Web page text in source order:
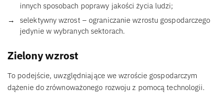
innych sposobach poprawy jakości życia ludzi;
selektywny wzrost – ograniczanie wzrostu gospodarczego
jedynie w wybranych sektorach.
Zielony wzrost
To podejście, uwzględniające we wzroście gospodarczym
dążenie do zrównoważonego rozwoju z pomocą technologii.